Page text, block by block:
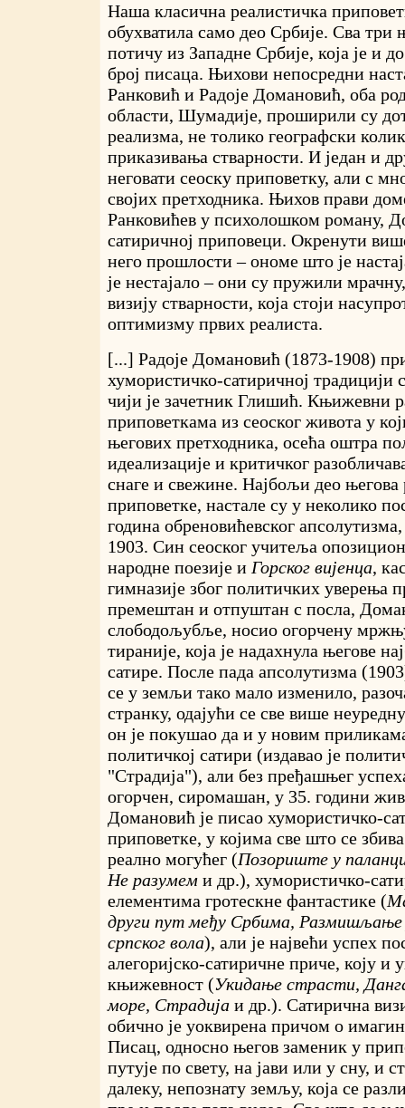
Наша класична реалистичка
обухватила само део Србије. Сва три
потичу из Западне Србије, која је и
број писаца. Њихови непосредни
Ранковић и Радоје Домановић, оба
области, Шумадије, проширили су
реализма, не толико географски
приказивања стварности. И један и
неговати сеоску приповетку, али с
својих претходника. Њихов прави
Ранковићев у психолошком роману,
сатиричној приповеци. Окренути
него прошлости – ономе што је
је нестајало – они су пружили
визију стварности, која стоји
оптимизму првих реалиста.
[...] Радоје Домановић (1873-1908)
хумористичко-сатиричној традицији
чији је зачетник Глишић. Књижевни
приповеткама из сеоског живота у
његових претходника, осећа оштра
идеализације и критичког
снаге и свежине. Најбољи део његова
приповетке, настале су у неколико
година обреновићевског
1903. Син сеоског учитеља
народне поезије и Горског вијенца,
гимназије због политичких уверења
премештан и отпуштан с посла,
слободољубље, носио огорчену
тираније, која је надахнула његове
сатире. После пада апсолутизма
се у земљи тако мало изменило,
странку, одајући се све више
он је покушао да и у новим
политичкој сатири (издавао је
"Страдија"), али без пређашњег
огорчен, сиромашан, у 35. години
Домановић је писао хумористичко-
приповетке, у којима све што се
реално могућег (Позориште у
Не разумем и др.), хумористичко-
елементима гротескне фантастике (
други пут међу Србима, Размишљање
српског вола), али је највећи успех
алегоријско-сатиричне приче, коју и
књижевност (Укидање страсти,
море, Страдија и др.). Сатирична
обично је уоквирена причом о
Писац, односно његов заменик у
путује по свету, на јави или у сну, и
далеку, непознату земљу, која се